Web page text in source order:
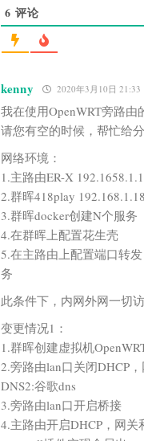
6 评论
kenny 2020年3月10日 21:33
我在使用OpenWRT旁路
请您有空的时候，帮忙给分
网络环境：
1.主路由ER-X 192.1658.1.1
2.群晖418play
3.群晖docker创建N个服务
4.在群晖上配置花生壳
5.在主路由上配置端口转
务
此条件下，内网外网一切
变更情况1：
1.群晖创建虚拟机
2.旁路由lan口关闭DHCP
DNS2:谷歌dns
3.旁路由lan口开启桥接
4.主路由开启DHCP，网